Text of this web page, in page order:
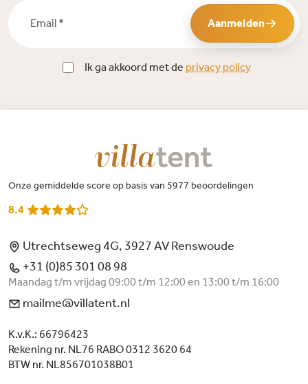
Aanmelden
Ik ga akkoord met de privacy policy
Onze gemiddelde score op basis van 5977 beoordelingen
8.4
Utrechtseweg 4G, 3927 AV Renswoude
+31 (0)85 301 08 98
Maandag t/m vrijdag 09:00 t/m 12:00 en 13:00 t/m 16:00
mailme@villatent.nl
K.v.K.: 66796423
Rekening nr. NL76 RABO 0312 3620 64
BTW nr. NL856701038B01